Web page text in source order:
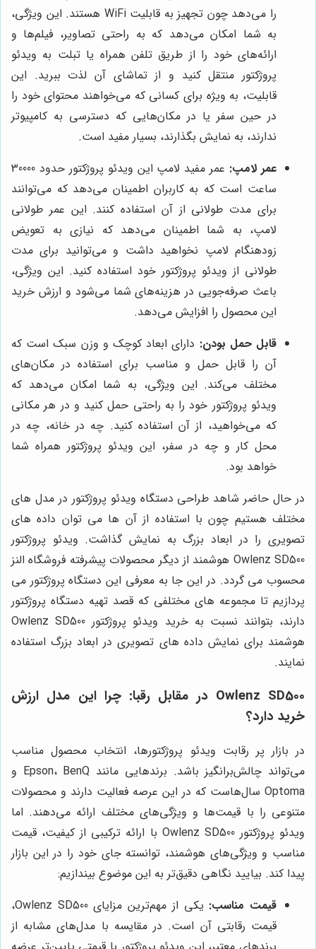
را می‌دهد چون تجهیز به قابلیت WiFi هستند. این ویژگی،
به شما امکان می‌دهد که به راحتی تصاویر، فیلم‌ها و
ارائه‌های خود را از طریق تلفن همراه یا تبلت به ویدئو
پروژکتور منتقل کنید و از تماشای آن لذت ببرید. این
قابلیت، به ویژه برای کسانی که می‌خواهند محتوای خود را
در حین سفر یا در مکان‌هایی که دسترسی به کامپیوتر
ندارند، به نمایش بگذارند، بسیار مفید است.
عمر لامپ:
عمر مفید لامپ این ویدئو پروژکتور حدود 30000
ساعت است که به کاربران اطمینان می‌دهد که می‌توانند
برای مدت طولانی از آن استفاده کنند. این عمر طولانی
لامپ، به شما اطمینان می‌دهد که نیازی به تعویض
زودهنگام لامپ نخواهید داشت و می‌توانید برای مدت
طولانی از ویدئو پروژکتور خود استفاده کنید. این ویژگی،
باعث صرفه‌جویی در هزینه‌های شما می‌شود و ارزش خرید
این محصول را افزایش می‌دهد.
قابل حمل بودن: دارای ابعاد کوچک و وزن سبک است که
آن را قابل حمل و مناسب برای استفاده در مکان‌های
مختلف می‌کند. این ویژگی، به شما امکان می‌دهد که
ویدئو پروژکتور خود را به راحتی حمل کنید و در هر مکانی
که می‌خواهید، از آن استفاده کنید. چه در خانه، چه در
محل کار و چه در سفر، این ویدئو پروژکتور همراه شما
خواهد بود.
در حال حاضر شاهد طراحی دستگاه ویدئو پروژکتور در مدل های
مختلف هستیم چون با استفاده از آن ها می توان داده های
تصویری را در ابعاد بزرگ به نمایش گذاشت. ویدئو پروژکتور
Owlenz SD500 هوشمند از دیگر محصولات پیشرفته فروشگاه النز
محسوب می گردد. در این جا به معرفی این دستگاه پروژکتور می
پردازیم تا مجموعه های مختلفی که قصد تهیه دستگاه پروژکتور
دارند، بتوانند نسبت به خرید ویدئو پروژکتور Owlenz SD500
هوشمند برای نمایش داده های تصویری در ابعاد بزرگ استفاده
نمایند.
Owlenz SD500 در مقابل رقبا: چرا این مدل ارزش
خرید دارد؟
در بازار پر رقابت ویدئو پروژکتورها، انتخاب محصول مناسب
می‌تواند چالش‌برانگیز باشد. برندهایی مانند Epson، BenQ و
Optoma سال‌هاست که در این عرصه فعالیت دارند و محصولات
متنوعی را با قیمت‌ها و ویژگی‌های مختلف ارائه می‌دهند. اما
ویدئو پروژکتور Owlenz SD500 با ارائه ترکیبی از کیفیت، قیمت
مناسب و ویژگی‌های هوشمند، توانسته جای خود را در این بازار
پیدا کند. بیایید نگاهی دقیق‌تر به این موضوع بیندازیم:
قیمت مناسب:
یکی از مهم‌ترین مزایای Owlenz SD500،
قیمت رقابتی آن است. در مقایسه با مدل‌های مشابه از